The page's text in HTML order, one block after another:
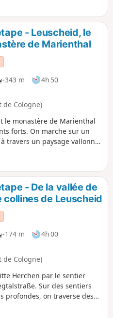
- Leuscheid, le
de Marienthal
-343 m
4h 50
de Cologne)
le monastère de Marienthal
forts. On marche sur un
travers un paysage vallonné.
on doit monter un peu dans
nos efforts sont
Hammer Ländchen. Après
près de Birkenbeul, on
la tour Raiffeisen. En
passe Hilgenroth, on
et on arrive enfin à
- De la vallée de
collines de Leuscheid
-174 m
4h 00
de Cologne)
Herchen par le sentier
Sur des sentiers
profondes, on traverse des